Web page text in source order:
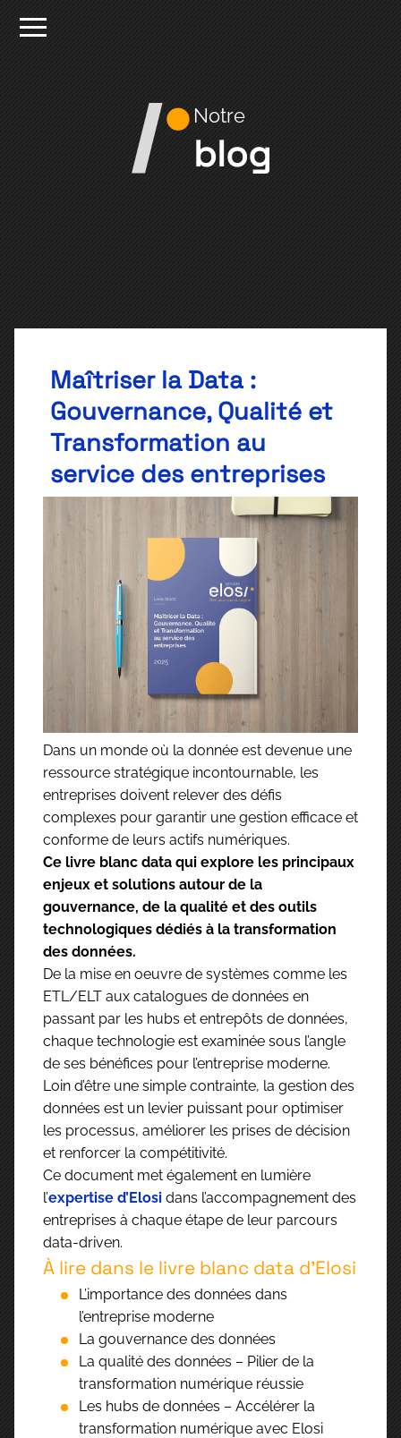
Notre
blog
Maîtriser la Data :
Gouvernance, Qualité et
Transformation au
service des entreprises
Dans un monde où la donnée est devenue une
ressource stratégique incontournable, les
entreprises doivent relever des défis
complexes pour garantir une gestion efficace et
conforme de leurs actifs numériques.
Ce livre blanc data qui explore les principaux
enjeux et solutions autour de la
gouvernance, de la qualité et des outils
technologiques dédiés à la transformation
des données.
De la mise en oeuvre de systèmes comme les
ETL/ELT aux catalogues de données en
passant par les hubs et entrepôts de données,
chaque technologie est examinée sous l’angle
de ses bénéfices pour l’entreprise moderne.
Loin d’être une simple contrainte, la gestion des
données est un levier puissant pour optimiser
les processus, améliorer les prises de décision
et renforcer la compétitivité.
Ce document met également en lumière
l’expertise d’Elosi dans l’accompagnement des
entreprises à chaque étape de leur parcours
data-driven.
À lire dans le livre blanc data d’Elosi
L’importance des données dans
l’entreprise moderne
La gouvernance des données
La qualité des données – Pilier de la
transformation numérique réussie
Les hubs de données – Accélérer la
transformation numérique avec Elosi